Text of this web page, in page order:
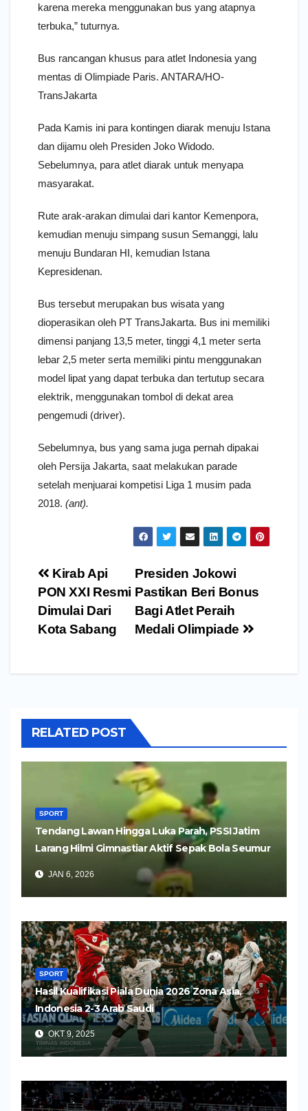
karena mereka menggunakan bus yang atapnya
terbuka,” tuturnya.
Bus rancangan khusus para atlet Indonesia yang
mentas di Olimpiade Paris. ANTARA/HO-
TransJakarta
Pada Kamis ini para kontingen diarak menuju Istana
dan dijamu oleh Presiden Joko Widodo.
Sebelumnya, para atlet diarak untuk menyapa
masyarakat.
Rute arak-arakan dimulai dari kantor Kemenpora,
kemudian menuju simpang susun Semanggi, lalu
menuju Bundaran HI, kemudian Istana
Kepresidenan.
Bus tersebut merupakan bus wisata yang
dioperasikan oleh PT TransJakarta. Bus ini memiliki
dimensi panjang 13,5 meter, tinggi 4,1 meter serta
lebar 2,5 meter serta memiliki pintu menggunakan
model lipat yang dapat terbuka dan tertutup secara
elektrik, menggunakan tombol di dekat area
pengemudi (driver).
Sebelumnya, bus yang sama juga pernah dipakai
oleh Persija Jakarta, saat melakukan parade
setelah menjuarai kompetisi Liga 1 musim pada
2018. (ant).
Navigasi
pos
Presiden Jokowi
Pastikan Beri Bonus
Bagi Atlet Peraih
Medali Olimpiade
Kirab Api
PON XXI Resmi
Dimulai Dari
Kota Sabang
RELATED POST
SPORT
Tendang Lawan Hingga Luka Parah, PSSI Jatim
Larang Hilmi Gimnastiar Aktif Sepak Bola Seumur
JAN 6, 2026
SPORT
Hasil Kualifikasi Piala Dunia 2026 Zona Asia,
Indonesia 2-3 Arab Saudi
OKT 9, 2025